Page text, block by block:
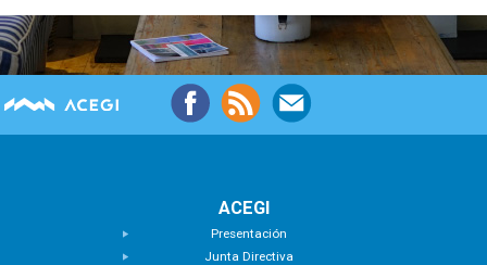
ACEGI
Presentación
Junta Directiva